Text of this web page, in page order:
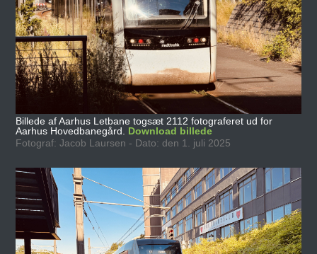
Billede af Aarhus Letbane togsæt 2112 fotograferet ud for
Aarhus Hovedbanegård. Download billede
Fotograf: Jacob Laursen - Dato: den 1. juli 2025